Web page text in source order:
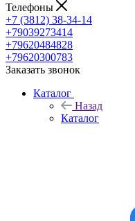
Телефоны
+7 (3812) 38-34-14
+79039273414
+79620484828
+79620300783
Заказать звонок
Каталог
Назад
Каталог